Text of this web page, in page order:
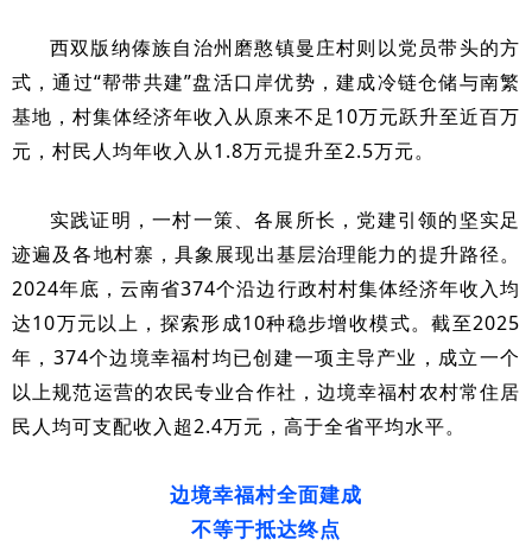
西双版纳傣族自治州 磨憨镇曼庄村则以党员带头的方
式，通过“帮带共建”盘活口岸优势，建成冷链仓储与南繁
基地，村集体经济年收入从原来不足10万元跃升至近百万
元，村民人均年收入从1.8万元提升至2.5万元。
实践证明，一村一策、各展所长，党建引领的坚实足
迹遍及各地村寨，具象展现出基层治理能力的提升路径。
2024年底，云南省374个沿边行政村村集体经济年收入均
达10万元以上，探索形成10种稳步增收模式。截至2025
年，374个边境幸福村均已创建一项主导产业，成立一个
以上规范运营的农民专业合作社，边境幸福村农村常住居
民人均可支配收入超2.4万元，高于全省平均水平。
边境幸福村全面建成
不等于抵达终点